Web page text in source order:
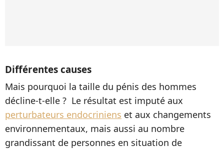
Différentes causes
Mais pourquoi la taille du pénis des hommes
décline-t-elle ? Le résultat est imputé aux
perturbateurs endocriniens et aux changements
environnementaux, mais aussi au nombre
grandissant de personnes en situation de